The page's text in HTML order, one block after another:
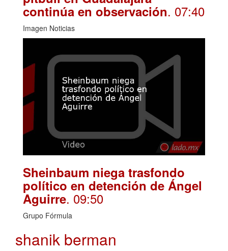
continúa en observación. 07:40
Imagen Noticias
Sheinbaum niega trasfondo
político en detención de Ángel
Aguirre. 09:50
Grupo Fórmula
shanik berman